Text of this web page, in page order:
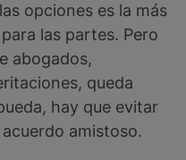
opciones es la más
las partes. Pero
abogados,
queda
hay que evitar
amistoso.